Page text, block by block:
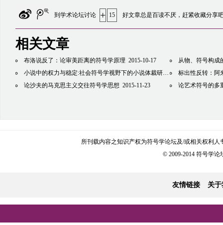
到学术论坛讨论 + 15 好文章总是百读不厌，赶紧收藏分享
相关文章
布洛说反了：论审美距离的符号学原理 2015-10-17
小说中的权力与稳定:社会符号学视野下的小说体裁研究
2015-11-03
论沙夫的马克思主义交往符号学思想 2015-11-23
从物、符号构成
标出性反转：阿
论艺术符号的多
所刊载内容之知识产权为符号学论坛及/或相关权利
© 2009-2014 符号学论
友情链接 关于